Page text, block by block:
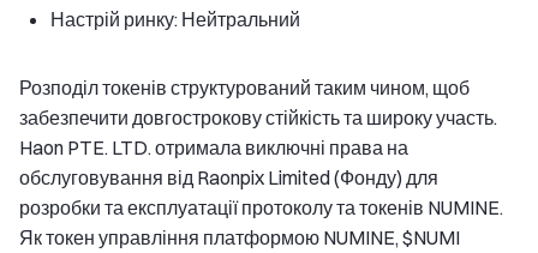
Настрій ринку: Нейтральний
Розподіл токенів структурований таким чином, щоб
забезпечити довгострокову стійкість та широку участь.
Haon PTE. LTD. отримала виключні права на
обслуговування від Raonpix Limited (Фонду) для
розробки та експлуатації протоколу та токенів NUMINE.
Як токен управління платформою NUMINE, $NUMI